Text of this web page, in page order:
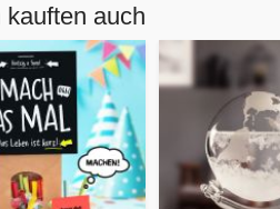
kauften auch